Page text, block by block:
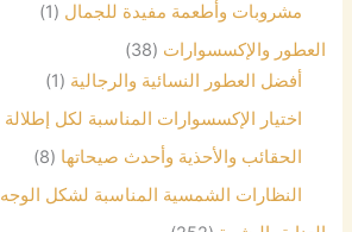
مشروبات وأطعمة مفيدة للجمال (1)
العطور والإكسسوارات (38)
أفضل العطور النسائية والرجالية (1)
اختيار الإكسسوارات المناسبة لكل إطلالة
الحقائب والأحذية وأحدث صيحاتها (8)
النظارات الشمسية المناسبة لشكل الوجه